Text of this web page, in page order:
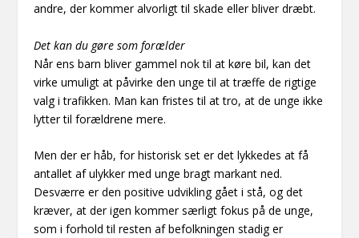
andre, der kommer alvorligt til skade eller bliver dræbt.
Det kan du gøre som forælder
Når ens barn bliver gammel nok til at køre bil, kan det
virke umuligt at påvirke den unge til at træffe de rigtige
valg i trafikken. Man kan fristes til at tro, at de unge ikke
lytter til forældrene mere.
Men der er håb, for historisk set er det lykkedes at få
antallet af ulykker med unge bragt markant ned.
Desværre er den positive udvikling gået i stå, og det
kræver, at der igen kommer særligt fokus på de unge,
som i forhold til resten af befolkningen stadig er